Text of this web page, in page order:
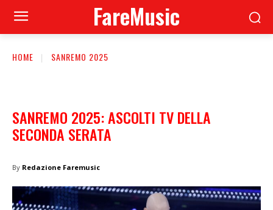
FareMusic
HOME SANREMO 2025
SANREMO 2025: ASCOLTI TV DELLA
SECONDA SERATA
By Redazione Faremusic